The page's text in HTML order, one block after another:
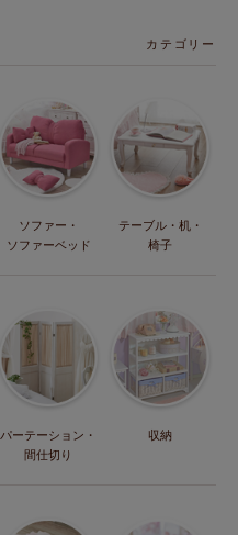
カテゴリー
ソファー・
ソファーベッド
テーブル・机・
椅子
パーテーション・
間仕切り
収納